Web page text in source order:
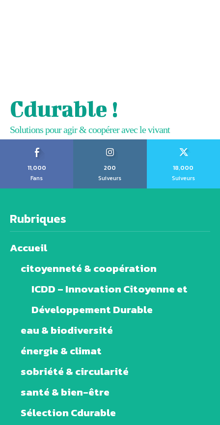
Cdurable !
Solutions pour agir & coopérer avec le vivant
11,000
Fans
200
Suiveurs
18,000
Suiveurs
Rubriques
Accueil
citoyenneté & coopération
ICDD – Innovation Citoyenne et
Développement Durable
eau & biodiversité
énergie & climat
sobriété & circularité
santé & bien-être
Sélection Cdurable